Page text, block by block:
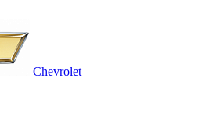
Chevrolet